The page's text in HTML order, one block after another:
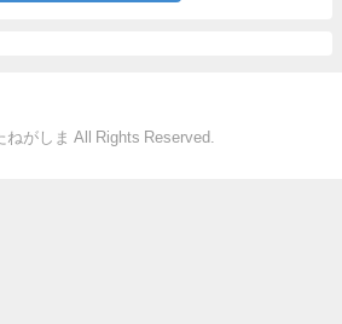
ねがしま All Rights Reserved.